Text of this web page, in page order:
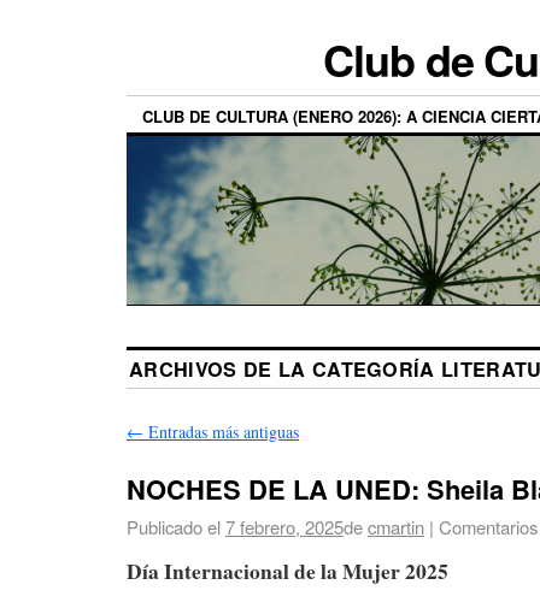
Club de
CLUB DE CULTURA (ENERO 2026): A CIENCIA
ARCHIVOS DE LA CATEGORÍA
← Entradas más antiguas
NOCHES DE LA UNED: Sheila
Publicado el7 febrero, 2025decmartin |
Día Internacional de la Mujer2025